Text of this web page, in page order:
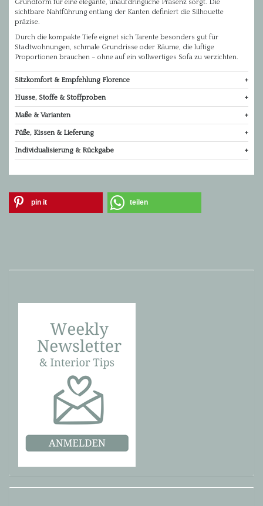
Grundform für eine elegante, unaufdringliche Präsenz sorgt. Die
sichtbare Nahtführung entlang der Kanten definiert die Silhouette
präzise.
Durch die kompakte Tiefe eignet sich Tarente besonders gut für
Stadtwohnungen, schmale Grundrisse oder Räume, die luftige
Proportionen brauchen – ohne auf ein vollwertiges Sofa zu verzichten.
Sitzkomfort & Empfehlung Florence
Husse, Stoffe & Stoffproben
Maße & Varianten
Füße, Kissen & Lieferung
Individualisierung & Rückgabe
pin it teilen